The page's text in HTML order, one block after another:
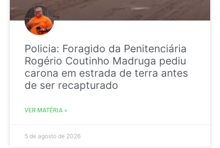
Policia: Foragido da Penitenciária
Rogério Coutinho Madruga pediu
carona em estrada de terra antes
de ser recapturado
VER MATÉRIA »
5 de agosto de 2026